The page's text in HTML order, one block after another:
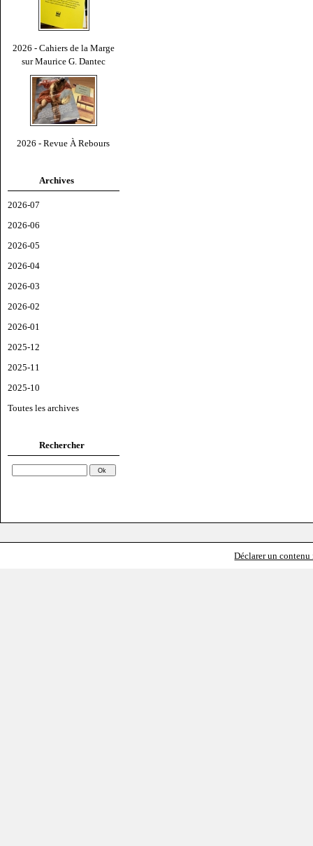
2026 - Cahiers de la Marge
sur Maurice G. Dantec
2026 - Revue À Rebours
Archives
2026-07
2026-06
2026-05
2026-04
2026-03
2026-02
2026-01
2025-12
2025-11
2025-10
Toutes les archives
Rechercher
Déclarer un